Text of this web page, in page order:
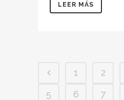
LEER MÁS
1 2
5
6 7